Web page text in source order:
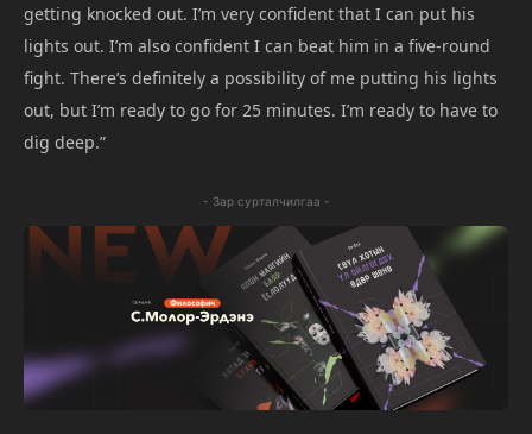
getting knocked out. I’m very confident that I can put his
lights out. I’m also confident I can beat him in a five-round
fight. There’s definitely a possibility of me putting his lights
out, but I’m ready to go for 25 minutes. I’m ready to have to
dig deep.”
- Зар сурталчилгаа -